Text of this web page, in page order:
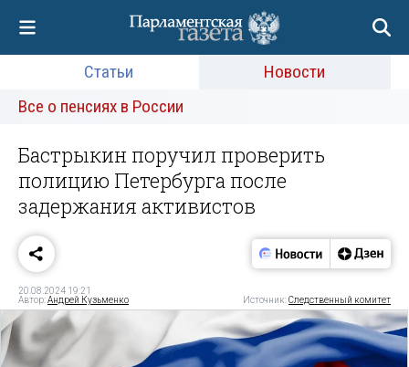
Статьи
Новости
Все о пенсиях в России
Бастрыкин поручил проверить
полицию Петербурга после
задержания активистов
20.08.2024 19:21
Автор:Андрей Кузьменко Источник:Следственный комитет